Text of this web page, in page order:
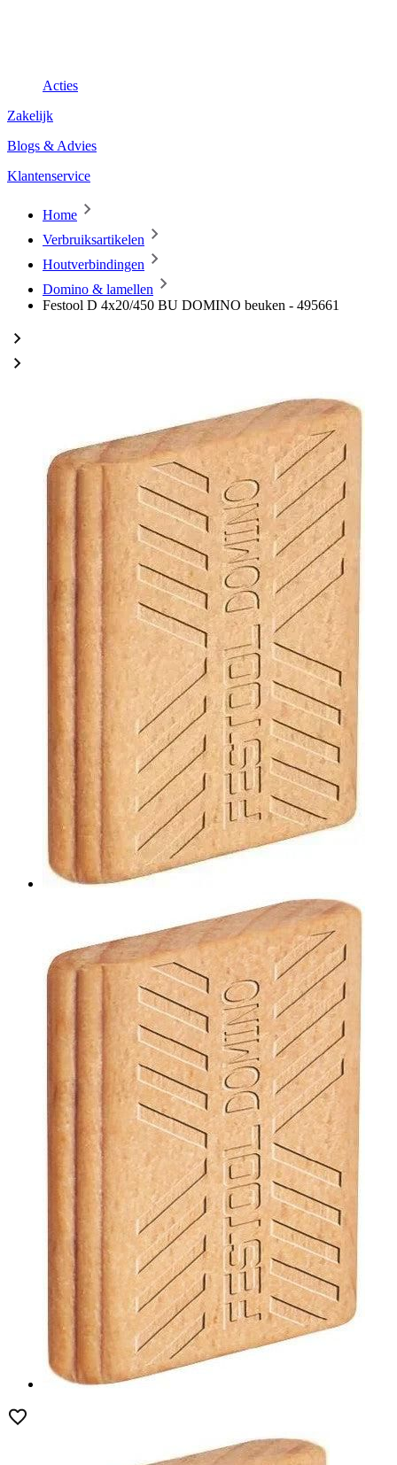
Acties
Zakelijk
Blogs & Advies
Klantenservice
Home
Verbruiksartikelen
Houtverbindingen
Domino & lamellen
Festool D 4x20/450 BU DOMINO beuken - 495661